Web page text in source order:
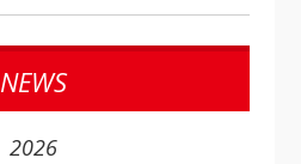
NEWS
2026